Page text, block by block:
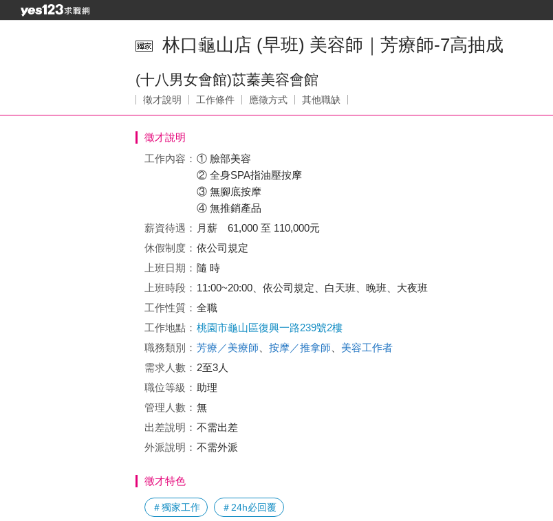
林口龜山店 (早班) 美容師｜芳療師-7高抽成
(十八男女會館)苡蓁美容會館
徵才說明 工作條件 應徵方式 其他職缺
徵才說明
工作內容： ① 臉部美容
② 全身SPA指油壓按摩
③ 無腳底按摩
④ 無推銷產品
薪資待遇： 月薪 61,000 至 110,000元
休假制度： 依公司規定
上班日期： 隨 時
上班時段： 11:00~20:00、依公司規定、白天班、晚班、大夜班
工作性質： 全職
工作地點： 桃園市龜山區復興一路239號2樓
職務類別： 芳療／美療師 按摩／推拿師
美容工作者
需求人數： 2至3人
職位等級： 助理
管理人數： 無
出差說明： 不需出差
外派說明： 不需外派
徵才特色
＃獨家工作 ＃24h必回覆